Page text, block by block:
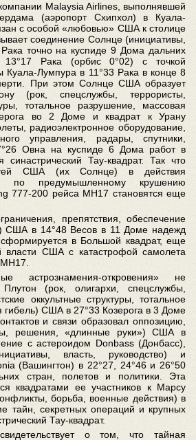
Malaysia Airlines, выполнявшей
(аэропорт Схипхол) в Куала-
с особой «любовью» США к столице
соединение Солнце (инициативы,
точно на куспиде 9 Дома дальних
Рака (орбис 0°02) с точкой
Куала-Лумпура в 11°33 Рака в конце 8
При этом Солнце США образует
(рок, спецслужбы, террористы,
тотальное разрушение, массовая
во 2 Доме и квадрат к Урану
радиоэлектронное оборудование,
управления, радары, спутники,
Овна на куспиде 6 Дома работ в
синастрический Тау-квадрат. Так что
США (их Солнце) в действия
по предумышленному крушению
777-200 рейса МН17 становятся еще
препятствия, обеспечение
США в 14°48 Весов в 11 Доме надежд
в Большой квадрат, еще
США с катастрофой самолета
астрознамения-откровения» не
(рок, олигархи, спецслужбы,
оккультные структуры, тотальное
гибель) США в 27°33 Козерога в 3 Доме
и связи образовал оппозицию,
решения, «длинные руки») США в
с астероидом Donbass (Донбасс),
власть, руководство) и
(Вашингтон) в 22°27, 24°46 и 26°50
стран, полетов и политики. Эта
квадратами ее участников к Марсу
борьба, военные действия) в
тайн, секретных операций и крупных
Тау-квадрат.
о том, что тайная